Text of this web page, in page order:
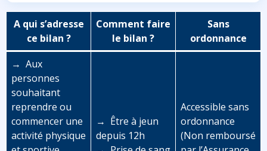
A qui s’adresse
ce bilan ?
Comment faire
le bilan ?
Sans
ordonnance
→ Aux
personnes
souhaitant
reprendre ou
commencer une
activité physique
→ Être à jeun
depuis 12h
Accessible sans
ordonnance
(Non remboursé